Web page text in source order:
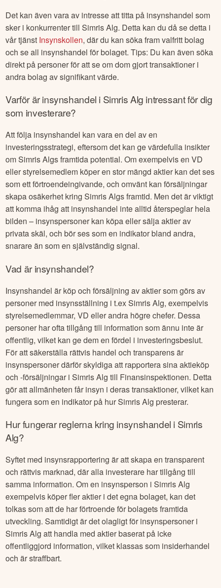
Det kan även vara av intresse att titta på insynshandel som
sker i konkurrenter tillSimris Alg. Detta kan du då se detta i
vår tjänst Insynskollen, där du kan söka fram valfritt bolag
och se all insynshandel för bolaget. Tips: Du kan även söka
direkt på personer för att se om dom gjort transaktioner i
andra bolag av signifikant värde.
Varför är insynshandel i Simris Alg intressant för dig
som investerare?
Att följa insynshandel kan vara en del av en
investeringsstrategi, eftersom det kan ge värdefulla insikter
omSimris Algs framtida potential. Om exempelvis en VD
eller styrelsemedlem köper en stor mängd aktier kan det ses
som ett förtroendeingivande, och omvänt kan försäljningar
skapa osäkerhet kringSimris Algs framtid. Men det är viktigt
att komma ihåg att insynshandel inte alltid återspeglar hela
bilden – insynspersoner kan köpa eller sälja aktier av
privata skäl, och bör ses som en indikator bland andra,
snarare än som en självständig signal.
Vad är insynshandel?
Insynshandel är köp och försäljning av aktier som görs av
personer med insynsställning i t.exSimris Alg, exempelvis
styrelsemedlemmar, VD eller andra högre chefer. Dessa
personer har ofta tillgång till information som ännu inte är
offentlig, vilket kan ge dem en fördel i investeringsbeslut.
För att säkerställa rättvis handel och transparens är
insynspersoner därför skyldiga att rapportera sina aktieköp
och -försäljningar iSimris Alg till Finansinspektionen. Detta
gör att allmänheten får insyn i deras transaktioner, vilket kan
fungera som en indikator på hurSimris Alg presterar.
Hur fungerar reglerna kring insynshandel i Simris
Alg?
Syftet med insynsrapportering är att skapa en transparent
och rättvis marknad, där alla investerare har tillgång till
samma information. Om en insynsperson iSimris Alg
exempelvis köper fler aktier i det egna bolaget, kan det
tolkas som att de har förtroende för bolagets framtida
utveckling. Samtidigt är det olagligt för insynspersoner i
Simris Alg att handla med aktier baserat på icke
offentliggjord information, vilket klassas som insiderhandel
och är straffbart.